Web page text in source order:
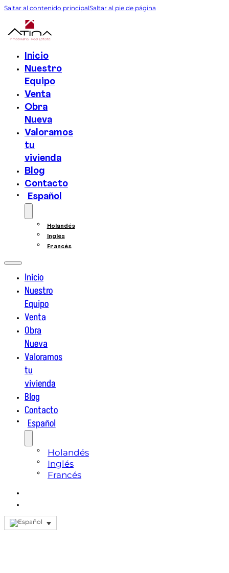
Saltar al contenido principalSaltar al pie de página
Inicio
Nuestro
Equipo
Venta
Obra
Nueva
Valoramos
tu
vivienda
Blog
Contacto
Español
Holandés
Inglés
Francés
Inicio
Nuestro
Equipo
Venta
Obra
Nueva
Valoramos
tu
vivienda
Blog
Contacto
Español
Holandés
Inglés
Francés